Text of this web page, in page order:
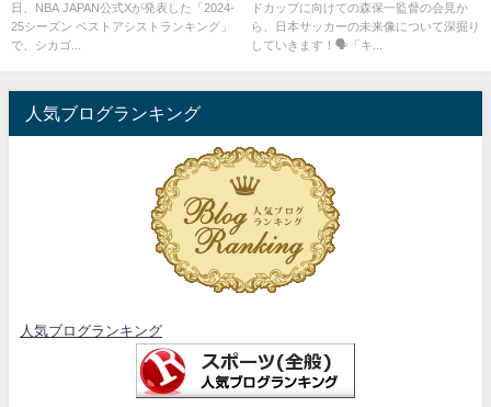
ない」衝撃ノールックパスが世
界を驚かせる
日、NBA JAPAN公式Xが発表した「2024-
25シーズン ベストアシストランキング」
で、シカゴ...
は？🌟
ドカップに向けての森保一監督の会見か
ら、日本サッカーの未来像について深掘り
していきます！🗣️「キ...
人気ブログランキング
人気ブログランキング